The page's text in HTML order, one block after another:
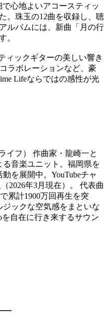
で心地よいアコースティッ
。珠玉の12曲を収録し、聴
ルバムには、新曲「月の行
。
ィックギターの美しい響き
ラボレーションなど、豪
Lifeならではの感性が光
イフ） 作曲家・龍崎一と
音楽ユニット。福岡県を
を展開中。YouTubeチャ
2026年3月現在）。 代表曲
累計1900万回再生を突
ックな空気感をまといな
を自在に行き来するサウン